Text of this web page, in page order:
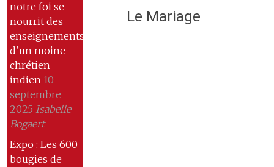
notre foi se
nourrit des
enseignements
d’un moine
chrétien
indien 10
septembre
2025 Isabelle
Bogaert
Expo : Les 600
bougies de
Le Mariage